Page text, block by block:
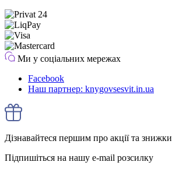
Ми у соціальних мережах
Facebook
Наш партнер: knygovsesvit.in.ua
Дізнавайтеся першим про акції та знижки
Підпишіться на нашу e-mail розсилку